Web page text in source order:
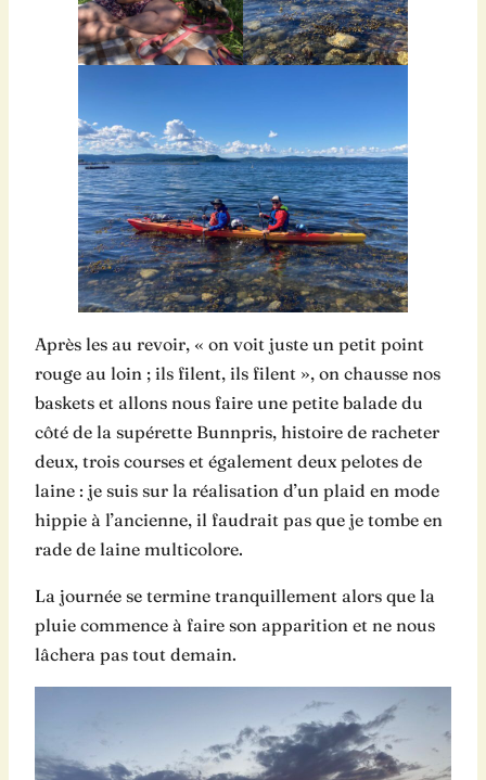
Après les au revoir, « on voit juste un petit point
rouge au loin ; ils filent, ils filent », on chausse nos
baskets et allons nous faire une petite balade du
côté de la supérette Bunnpris, histoire de racheter
deux, trois courses et également deux pelotes de
laine : je suis sur la réalisation d’un plaid en mode
hippie à l’ancienne, il faudrait pas que je tombe en
rade de laine multicolore.
La journée se termine tranquillement alors que la
pluie commence à faire son apparition et ne nous
lâchera pas tout demain.